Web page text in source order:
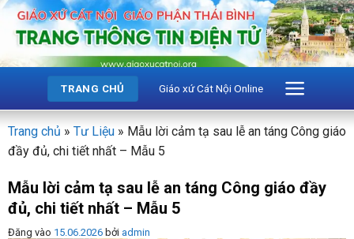
Bỏ
qua
dung
TRANG CHỦ Giáo xứ Cát Nội Online
Trang chủ » Tư Liệu » Mẫu lời cảm tạ sau lễ an táng Công giáo
đầy đủ, chi tiết nhất – Mẫu 5
Mẫu lời cảm tạ sau lễ an táng Công giáo đầy
đủ, chi tiết nhất – Mẫu 5
Đăng vào 15.06.2026 bởi admin